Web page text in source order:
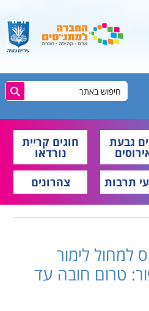
גבעת חוגים קריית
נורדאו
תרבות צהרונים
למחול לימור
טרום חובה עד